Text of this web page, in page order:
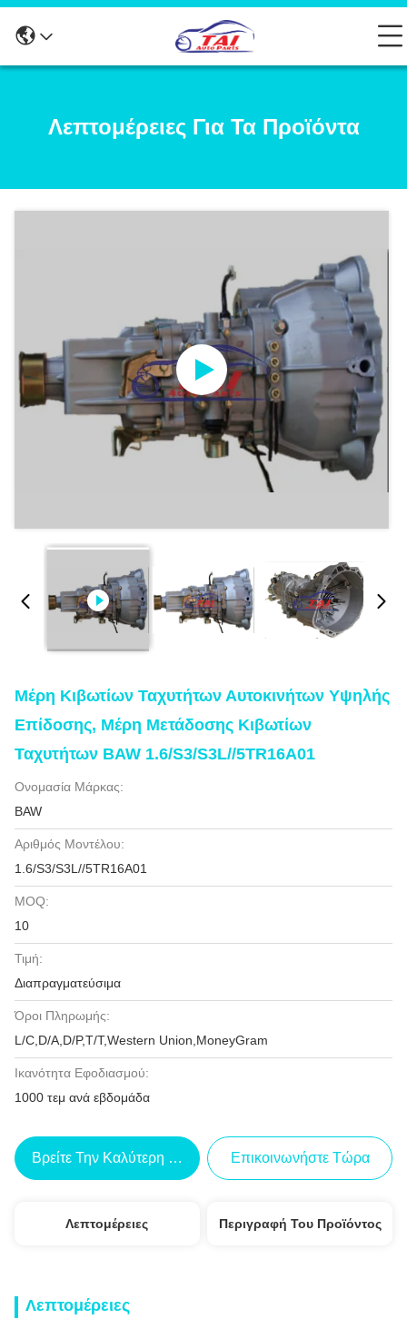
Λεπτομέρειες Για Τα Προϊόντα
Μέρη Κιβωτίων Ταχυτήτων Αυτοκινήτων Υψηλής
Επίδοσης, Μέρη Μετάδοσης Κιβωτίων
Ταχυτήτων BAW 1.6/S3/S3L//5TR16A01
Ονομασία Μάρκας:
BAW
Αριθμός Μοντέλου:
1.6/S3/S3L//5TR16A01
MOQ:
10
Τιμή:
Διαπραγματεύσιμα
Όροι Πληρωμής:
L/C,D/A,D/P,T/T,Western Union,MoneyGram
Ικανότητα Εφοδιασμού:
1000 τεμ ανά εβδομάδα
Βρείτε Την Καλύτερη Τιμή Επικοινωνήστε Τώρα
Λεπτομέρειες Περιγραφή Του Προϊόντος
Λεπτομέρειες